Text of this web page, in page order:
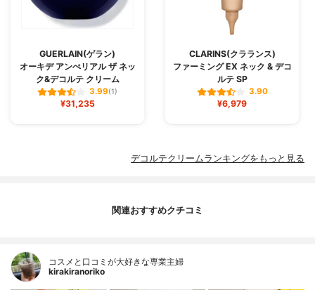
GUERLAIN(ゲラン)
オーキデ アンぺリアル ザ ネッ
ク&デコルテ クリーム
3.99(1)
¥31,235
CLARINS(クラランス)
ファーミング EX ネック & デコ
ルテ SP
3.90
¥6,979
デコルテクリームランキングをもっと見る
関連おすすめクチコミ
コスメと口コミが大好きな専業主婦
kirakiranoriko